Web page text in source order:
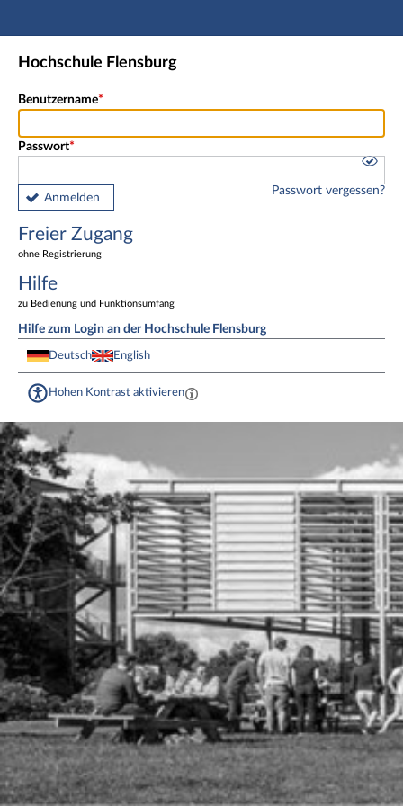
Hauptnavigation
Freier Zugang
Fußzeile
Hochschule Flensburg
Benutzername
Passwort
Anmelden
Passwort vergessen?
Freier Zugang
ohne Registrierung
Hilfe
zu Bedienung und Funktionsumfang
Hilfe zum Login an der Hochschule Flensburg
Deutsch English
Hohen Kontrast aktivieren